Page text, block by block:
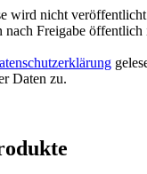
wird nicht
Freigabe öffentlich
Daten zu.